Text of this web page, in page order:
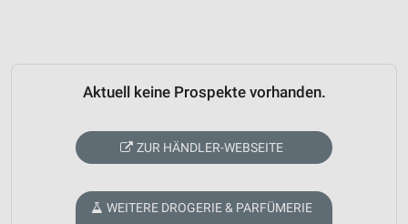
Aktuell keine Prospekte vorhanden.
ZUR HÄNDLER-WEBSEITE
WEITERE DROGERIE & PARFÜMERIE